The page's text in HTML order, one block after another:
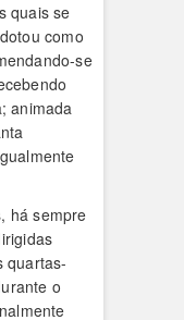
quais se
como
se
animada
há sempre
quartas-
o